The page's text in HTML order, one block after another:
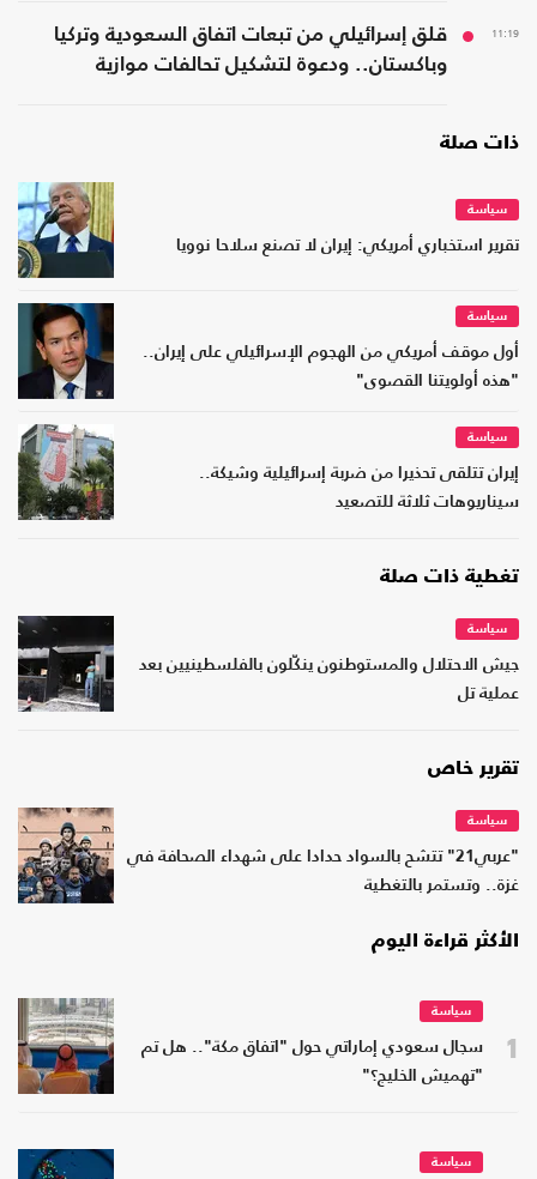
11:19
قلق إسرائيلي من تبعات اتفاق السعودية وتركيا
وباكستان.. ودعوة لتشكيل تحالفات موازية
ذات صلة
سياسة
تقرير استخباري أمريكي: إيران لا تصنع سلاحا نوويا
سياسة
أول موقف أمريكي من الهجوم الإسرائيلي على إيران..
"هذه أولويتنا القصوى"
سياسة
إيران تتلقى تحذيرا من ضربة إسرائيلية وشيكة..
سيناريوهات ثلاثة للتصعيد
تغطية ذات صلة
سياسة
جيش الاحتلال والمستوطنون ينكّلون بالفلسطينيين بعد
عملية تل
تقرير خاص
سياسة
"عربي21" تتشح بالسواد حدادا على شهداء الصحافة في
غزة.. وتستمر بالتغطية
الأكثر قراءة اليوم
1
سياسة
سجال سعودي إماراتي حول "اتفاق مكة".. هل تم
"تهميش الخليج؟"
سياسة